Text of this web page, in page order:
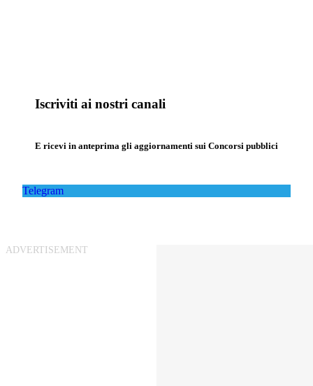
Iscriviti ai nostri canali
E ricevi in anteprima gli aggiornamenti sui Concorsi pubblici
Telegram